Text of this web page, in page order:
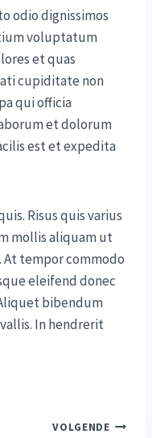
odio dignissimos
voluptatum
et quas
cupiditate non
qui officia
et dolorum
est et expedita
Risus quis varius
mollis aliquam ut
tempor commodo
eleifend donec
bibendum
In hendrerit
VOLGENDE